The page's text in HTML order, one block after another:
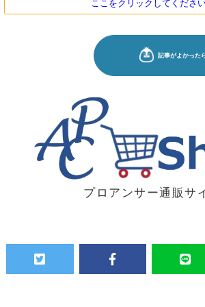
ここをクリックしてください
プロアンサー通販サ